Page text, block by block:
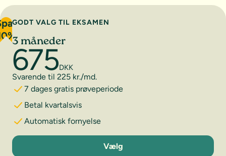
GODT VALG TIL EKSAMEN
3 måneder
675DKK
Svarende til 225 kr./md.
7 dages gratis prøveperiode
Betal kvartalsvis
Automatisk fornyelse
3 måneder
Vælg